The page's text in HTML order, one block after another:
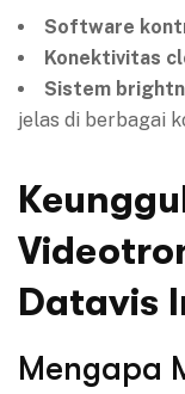
Software
Konektivitas
Sistem
jelas di berbagai
Datavis
Mengapa